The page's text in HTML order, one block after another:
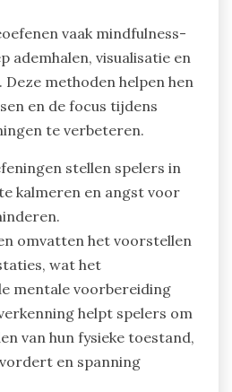
mindfulness-
onder jonge
vaak mindfulness-
ademhalen, visualisatie en
methoden helpen hen
en de focus tijdens
te verbeteren.
stellen spelers in
kalmeren en angst voor